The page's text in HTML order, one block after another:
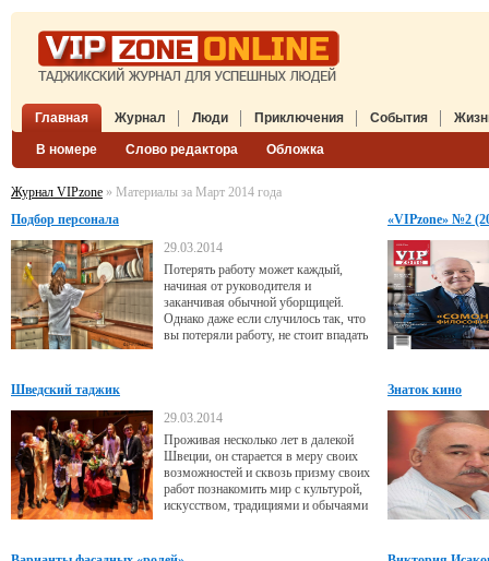
Главная Журнал
В номере Слово редактора Обложка
Люди Приключения События
Журнал VIPzone » Материалы за Март 2014 года
Подбор персонала
29.03.2014
Потерять работу может каждый,
начиная от руководителя и
заканчивая обычной уборщицей.
Однако даже если случилось так, что
вы потеряли работу, не стоит впадать
«VIPzone» №2
Шведский таджик
29.03.2014
Проживая несколько лет в далекой
Швеции, он старается в меру своих
возможностей и сквозь призму своих
работ познакомить мир с культурой,
искусством, традициями и обычаями
школы в Гётеборге и успешный
Знаток кино